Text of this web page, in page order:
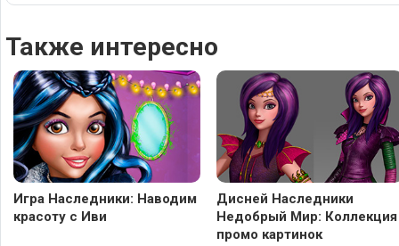
Также интересно
Игра Наследники: Наводим
красоту с Иви
Дисней Наследники
Недобрый Мир: Коллекция
промо картинок